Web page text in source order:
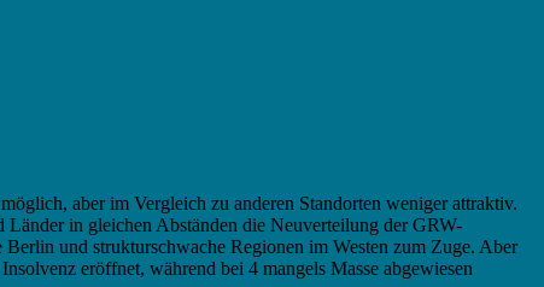
aber im Vergleich zu anderen Standorten weniger attraktiv.
in gleichen Abständen die Neuverteilung der GRW-
und strukturschwache Regionen im Westen zum Zuge. Aber
eröffnet, während bei 4 mangels Masse abgewiesen